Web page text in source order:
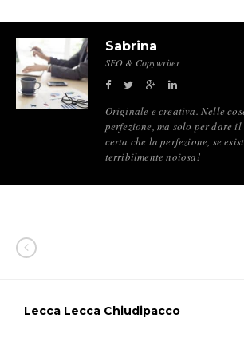
Sabrina
SEO & Copywriter
Originale e creativa. Nelle
perfezione, ma solo per dare
certa che la perfezione, se
terribilmente noiosa!
Lecca Lecca Chiudipacco